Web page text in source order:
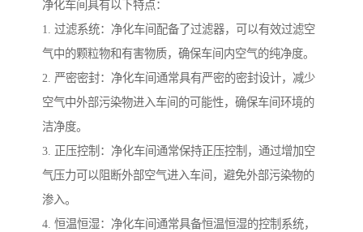
净化车间具有以下特点：
1. 过滤系统：净化车间配备了过滤器，可以有效过滤空
气中的颗粒物和有害物质，确保车间内空气的纯净度。
2. 严密密封：净化车间通常具有严密的密封设计，减少
空气中外部污染物进入车间的可能性，确保车间环境的
洁净度。
3. 正压控制：净化车间通常保持正压控制，通过增加空
气压力可以阻断外部空气进入车间，避免外部污染物的
渗入。
4. 恒温恒湿：净化车间通常具备恒温恒湿的控制系统，